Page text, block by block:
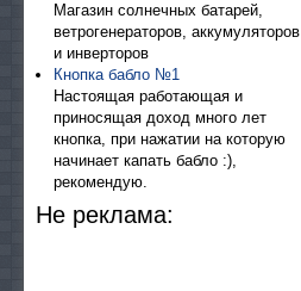
Магазин солнечных батарей,
ветрогенераторов, аккумуляторов
и инверторов
Кнопка бабло №1
Настоящая работающая и
приносящая доход много лет
кнопка, при нажатии на которую
начинает капать бабло :),
рекомендую.
He peклaмa: